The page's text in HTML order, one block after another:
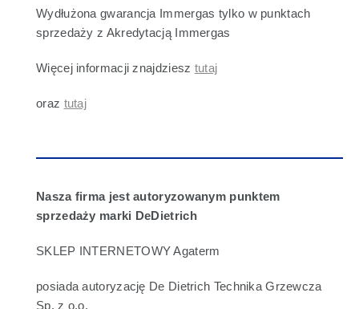
Wydłużona gwarancja Immergas tylko w punktach
sprzedaży z Akredytacją Immergas
Więcej informacji znajdziesz tutaj
oraz tutaj
Nasza firma jest autoryzowanym punktem
sprzedaży marki DeDietrich
SKLEP INTERNETOWY Agaterm
posiada autoryzację De Dietrich Technika Grzewcza
Sp. z o.o.